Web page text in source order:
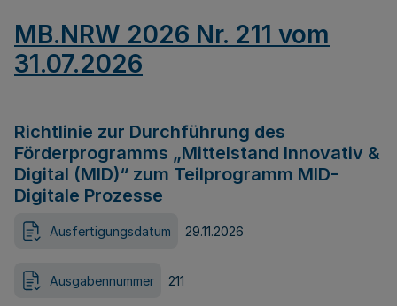
MB.NRW 2026 Nr. 211 vom
31.07.2026
Richtlinie zur Durchführung des
Förderprogramms „Mittelstand Innovativ &
Digital (MID)“ zum Teilprogramm MID-
Digitale Prozesse
Ausfertigungsdatum 29.11.2026
Ausgabennummer 211